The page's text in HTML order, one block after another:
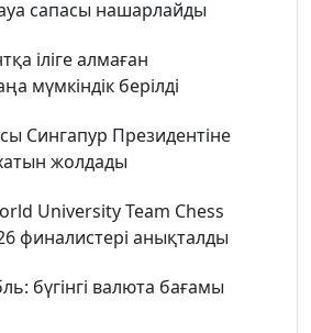
сапасы нашарлайды
іліге алмаған
мүмкіндік берілді
Сингапур Президентіне
жолдады
University Team Chess
финалистері анықталды
бүгінгі валюта бағамы